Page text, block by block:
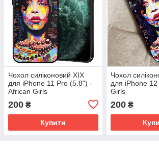
Чохол силіконовий XIX
для iPhone 11 Pro (5.8") -
African Girls
200 ₴
Купити
Чохол
для iPhone 12
Girls
200₴